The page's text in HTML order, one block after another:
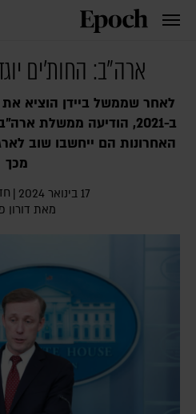
ארה"ב: החות'ים
לאחר שממשל ביידן הוציא
ב-2021, הודיעה ממשלת
האחרונות הם ייחשבו שוב
מכך
17 בינואר 2024 |
מאת דורון